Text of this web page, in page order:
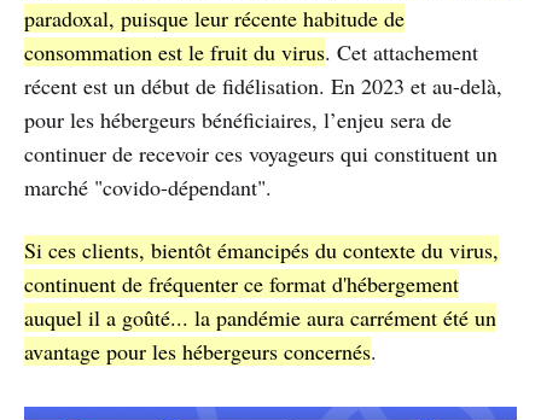
paradoxal, puisque leur récente habitude de
consommation est le fruit du virus. Cet attachement
récent est un début de fidélisation. En 2023 et au-delà,
pour les hébergeurs bénéficiaires, l’enjeu sera de
continuer de recevoir ces voyageurs qui constituent un
marché "covido-dépendant".
Si ces clients, bientôt émancipés du contexte du virus,
continuent de fréquenter ce format d'hébergement
auquel il a goûté... la pandémie aura carrément été un
avantage pour les hébergeurs concernés.